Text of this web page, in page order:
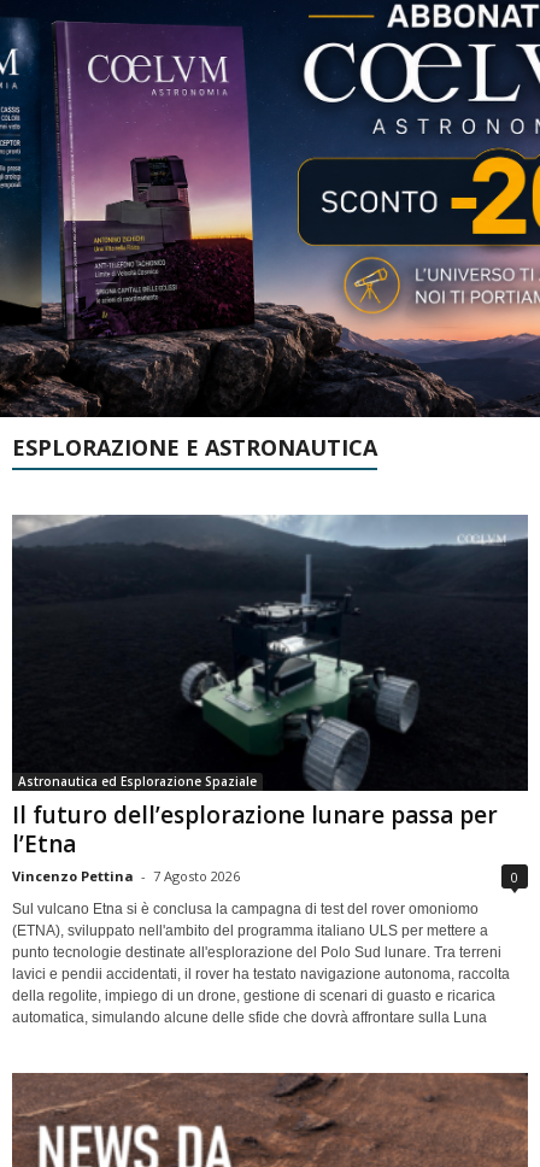
ESPLORAZIONE E ASTRONAUTICA
Astronautica ed Esplorazione Spaziale
Il futuro dell’esplorazione lunare passa per
l’Etna
Vincenzo Pettina - 7 Agosto 2026 0
Sul vulcano Etna si è conclusa la campagna di test del rover omoniomo
(ETNA), sviluppato nell'ambito del programma italiano ULS per mettere a
punto tecnologie destinate all'esplorazione del Polo Sud lunare. Tra terreni
lavici e pendii accidentati, il rover ha testato navigazione autonoma, raccolta
della regolite, impiego di un drone, gestione di scenari di guasto e ricarica
automatica, simulando alcune delle sfide che dovrà affrontare sulla Luna